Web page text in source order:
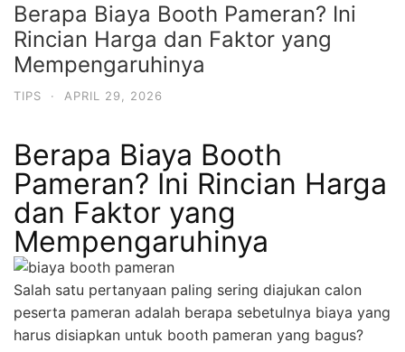
Berapa Biaya Booth Pameran? Ini
Rincian Harga dan Faktor yang
Mempengaruhinya
TIPS · APRIL 29, 2026
Berapa Biaya Booth
Pameran? Ini Rincian Harga
dan Faktor yang
Mempengaruhinya
Salah satu pertanyaan paling sering diajukan calon
peserta pameran adalah berapa sebetulnya biaya yang
harus disiapkan untuk booth pameran yang bagus?